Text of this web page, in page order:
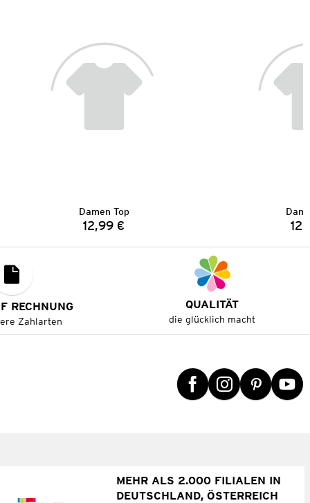
Damen Top
Preis:
12,99 €
RECHNUNG
Zahlarten
QUALITÄT
die glücklich macht
MEHR ALS 2.000 FILIALEN IN
DEUTSCHLAND, ÖSTERREICH